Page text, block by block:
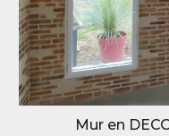
Mur en